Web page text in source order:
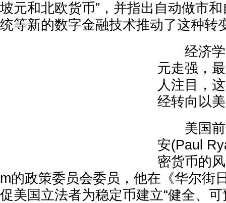
坡元和北欧货币”，并指出自动做市
统等新的数字金融技术推动了这种转
经济学
元走强，
人注目，
经转向以
美国前
安(Paul
密货币的
m的政策委员会委员，他在《华尔街
促美国立法者为稳定币建立“健全、